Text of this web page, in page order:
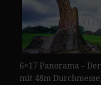
6×17 Panorama –
mit 48m